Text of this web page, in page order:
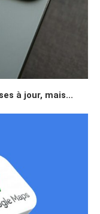
à jour, mais...